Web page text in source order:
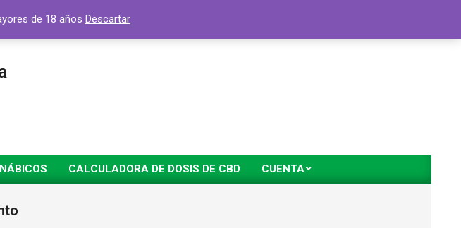
CALCULADORA DE DOSIS DE CBD CUENTA
de 18 años Descartar